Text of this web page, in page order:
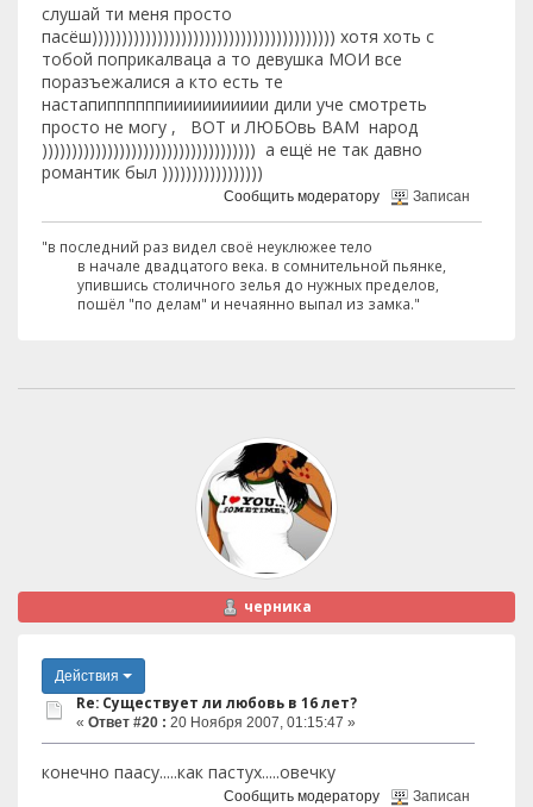
слушай ти меня просто
пасёш))))))))))))))))))))))))))))))))))))))))) хотя хоть с
тобой поприкалваца а то девушка МОИ все
поразъежалися а кто есть те
настапиппппппиииииииииии дили уче смотреть
просто не могу , ВОТ и ЛЮБОвь ВАМ народ
)))))))))))))))))))))))))))))))))))) а ещё не так давно
романтик был )))))))))))))))))
Сообщить модератору Записан
"в последний раз видел своё неуклюжее тело
в начале двадцатого века. в сомнительной пьянке,
упившись столичного зелья до нужных пределов,
пошёл "по делам" и нечаянно выпал из замка."
черника
Действия
Re: Существует ли любовь в 16 лет?
« Ответ #20 : 20 Ноября 2007, 01:15:47 »
конечно паасу.....как пастух.....овечку
Сообщить модератору Записан